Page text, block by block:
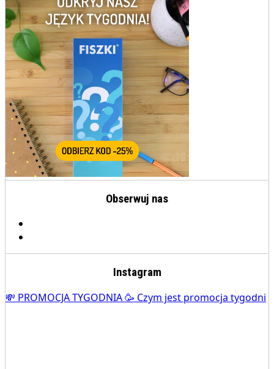
Obserwuj nas
Instagram
💸 PROMOCJA TYGODNIA 🥳 Czym jest promocja tygodni